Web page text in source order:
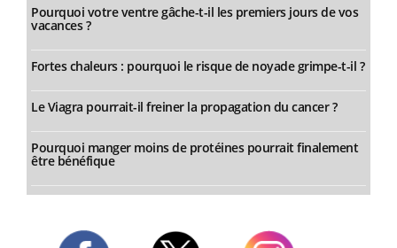
Pourquoi votre ventre gâche-t-il les premiers jours de vos
vacances ?
Fortes chaleurs : pourquoi le risque de noyade grimpe-t-il ?
Le Viagra pourrait-il freiner la propagation du cancer ?
Pourquoi manger moins de protéines pourrait finalement
être bénéfique